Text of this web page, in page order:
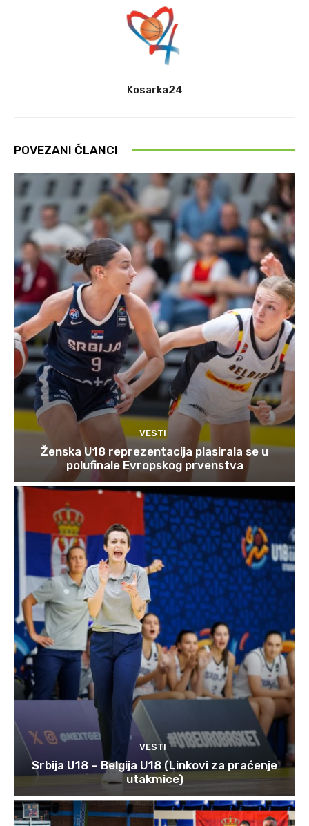
Kosarka24
POVEZANI ČLANCI
VESTI
Ženska U18 reprezentacija plasirala se u
polufinale Evropskog prvenstva
VESTI
Srbija U18 – Belgija U18 (Linkovi za praćenje
utakmice)